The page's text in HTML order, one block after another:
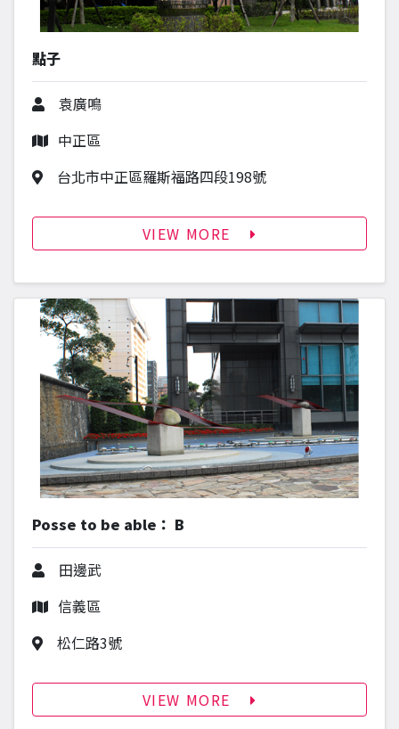
點子
作者
袁廣鳴
行政區
中正區
作品地址
台北市中正區羅斯福路四段198號
VIEW MORE
Posse to be able： B
作者
田邊武
行政區
信義區
作品地址
松仁路3號
VIEW MORE